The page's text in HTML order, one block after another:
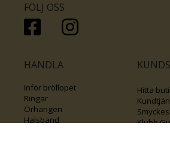
FÖLJ OSS
HANDLA
Inför bröllopet
Ringar
Örhängen
Halsband
Hitta
Klubb